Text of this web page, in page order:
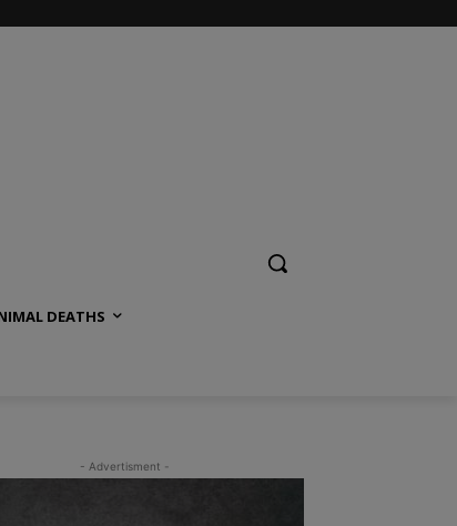
DEATHS
- Advertisment -